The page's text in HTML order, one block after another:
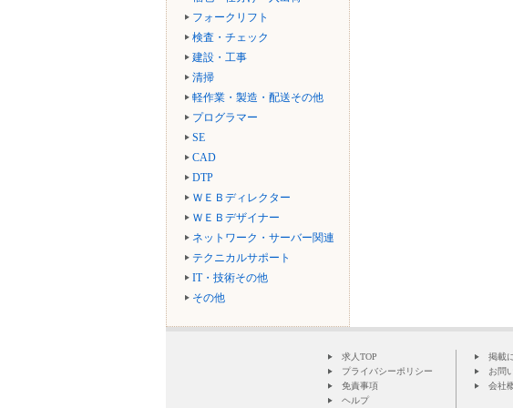
フォークリフト
検査・チェック
建設・工事
清掃
軽作業・製造・配送その他
プログラマー
SE
CAD
DTP
ＷＥＢディレクター
ＷＥＢデザイナー
ネットワーク・サーバー関連
テクニカルサポート
IT・技術その他
その他
求人TOP
プライバシーポリシー
免責事項
ヘルプ
掲載
お問
会社